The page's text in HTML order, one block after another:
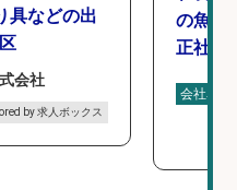
具などの出
会社
by 求人ボックス
の魚と
正社員
会社名